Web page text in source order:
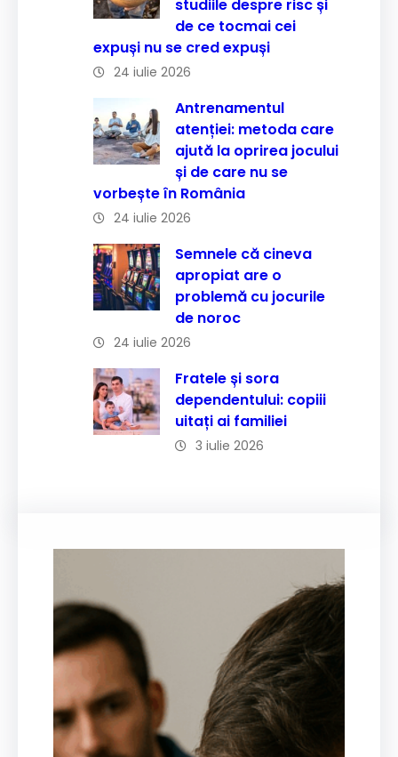
studiile despre risc și
de ce tocmai cei
expuși nu se cred expuși
24 iulie 2026
Antrenamentul
atenției: metoda care
ajută la oprirea jocului
și de care nu se
vorbește în România
24 iulie 2026
Semnele că cineva
apropiat are o
problemă cu jocurile
de noroc
24 iulie 2026
Fratele și sora
dependentului: copiii
uitați ai familiei
3 iulie 2026